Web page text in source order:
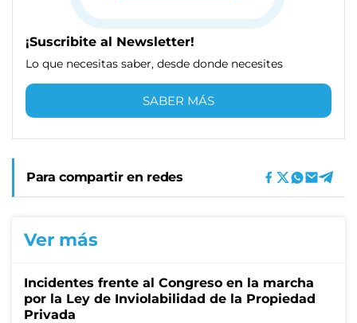
¡Suscribite al Newsletter!
Lo que necesitas saber, desde donde necesites
SABER MÁS
Para compartir en redes
Ver más
Incidentes frente al Congreso en la marcha
por la Ley de Inviolabilidad de la Propiedad
Privada